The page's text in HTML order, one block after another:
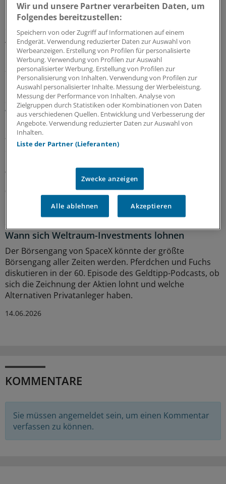
In der 62. Folge des Geldtipp-Podcasts stellt sich der
neue Fuchs, Stefan Ziermann, vor. Pferdchen und Fuchs
erinnern sich an Erfolg und Misserfolg ihrer
Anlageentscheidungen und welche Konsequenzen und
Lehren sie daraus gezogen haben.
28.07.2026
Geldtipp-Podcast Pferdchen trifft Fuchs
Wie sich nachhaltige Geldanlage verändert hat
Durch die geopolitischen Krisen sind Investments in
fossile Energien und Rüstung attraktiv geworden. In der
61. Ausgabe des Geldtipp-Podcasts diskutieren
weiter sinnvoll und erfolgreich sind.
03.07.2026
Wann sich Weltraum-Investments lohnen
Der Börsengang von SpaceX könnte der größte
Börsengang aller Zeiten werden. Pferdchen und Fuchs
diskutieren in der 60. Episode des Geldtipp-Podcasts, ob
sich die Zeichnung der Aktien lohnt und welche
Alternativen Privatanleger haben.
14.06.2026
KOMMENTARE
Sie müssen angemeldet sein, um einen Kommentar
verfassen zu können.
Wir und unsere Partner verarbeiten Daten, um
Folgendes bereitzustellen:
Speichern von oder Zugriff auf Informationen auf einem
Endgerät. Verwendung reduzierter Daten zur Auswahl von
Werbeanzeigen. Erstellung von Profilen für personalisierte
Werbung. Verwendung von Profilen zur Auswahl
personalisierter Werbung. Erstellung von Profilen zur
Personalisierung von Inhalten. Verwendung von Profilen zur
Auswahl personalisierter Inhalte. Messung der Werbeleistung.
Messung der Performance von Inhalten. Analyse von
Zielgruppen durch Statistiken oder Kombinationen von Daten
aus verschiedenen Quellen. Entwicklung und Verbesserung der
Angebote. Verwendung reduzierter Daten zur Auswahl von
Inhalten.
Liste der Partner (Lieferanten)
Zwecke anzeigen
Alle ablehnen Akzeptieren